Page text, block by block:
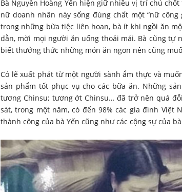
Bà Nguyễn Hoàng Yến hiện giữ nhiều vị trí chủ
nữ doanh nhân này sống đúng chất một “nữ
trong những bữa tiệc liên hoan, bà ít khi ngồi ăn
dẫn, mời mọi người ăn uống thoải mái. Bà cũng
biết thưởng thức những món ăn ngon nên cũng
Có lẽ xuất phát từ một người sành ẩm thực và
sản phẩm tốt phục vụ cho các bữa ăn. Những
tương Chinsu; tương ớt Chinsu… đã trở nên quá
sát, trong một năm, có đến 98% các gia đình Việt
thành công của bà Yến cũng như các cộng sự của